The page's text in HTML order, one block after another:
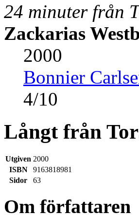
24 minuter från
Zackarias
2000
Bonnier
4/10
Långt från
Utgiven 2000
ISBN
9163818981
Sidor
63
Om författaren